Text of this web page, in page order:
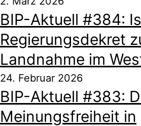
BIP-Aktuell #384:
Regierungsdekret
Landnahme im
24. Februar 2026
BIP-Aktuell #383:
Meinungsfreiheit in